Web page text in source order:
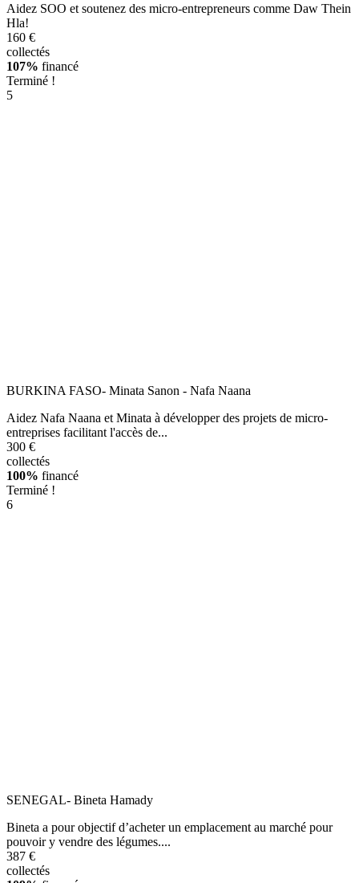
Aidez SOO et soutenez des micro-entrepreneurs comme Daw Thein
Hla!
160 €
collectés
107% financé
Terminé !
5
BURKINA FASO- Minata Sanon - Nafa Naana
Aidez Nafa Naana et Minata à développer des projets de micro-
entreprises facilitant l'accès de...
300 €
collectés
100% financé
Terminé !
6
SENEGAL- Bineta Hamady
Bineta a pour objectif d’acheter un emplacement au marché pour
pouvoir y vendre des légumes....
387 €
collectés